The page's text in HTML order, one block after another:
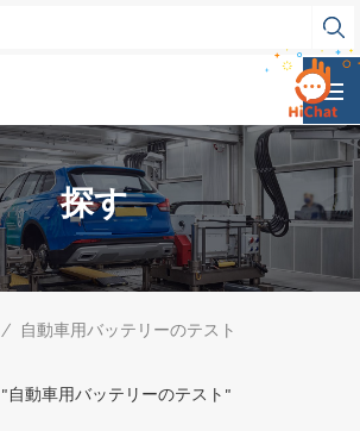
探す
/ 自動車用バッテリーのテスト
動車用バッテリーのテスト"